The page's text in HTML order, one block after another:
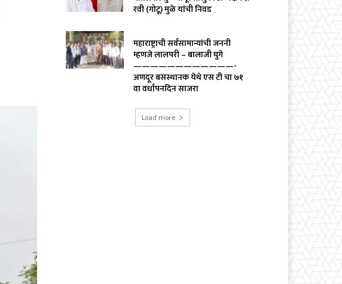
रवी (गोटू) मुळे यांची निवड
महाराष्ट्राची सर्वसामान्यांची जननी
म्हणजे लालपरी – बालाजी घुगे
————————————-
अणदूर बसस्थानक येथे एस टी चा ७१
वा वर्धापनदिन साजरा
Load more